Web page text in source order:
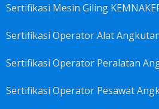
Sertifikasi Mesin Giling